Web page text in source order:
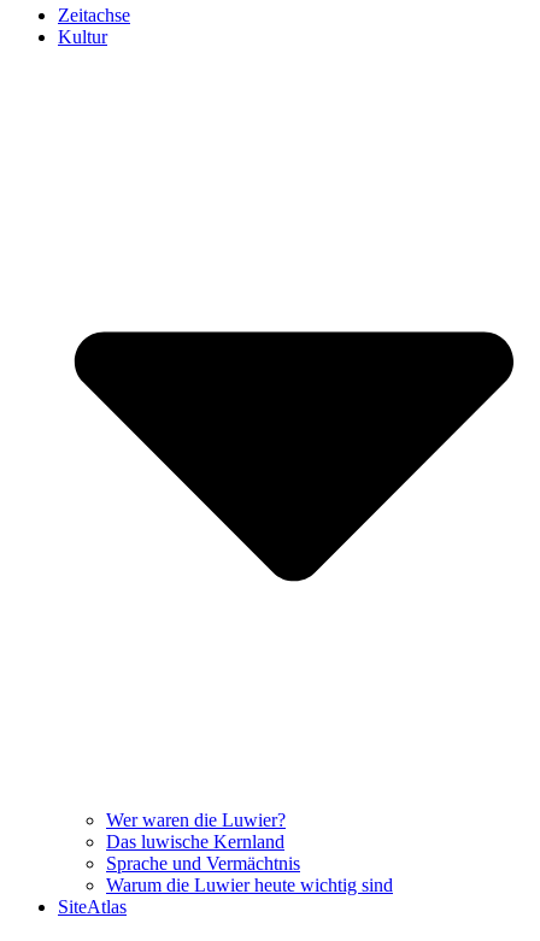
Zeitachse
Kultur
Wer waren die Luwier?
Das luwische Kernland
Sprache und Vermächtnis
Warum die Luwier heute wichtig sind
SiteAtlas